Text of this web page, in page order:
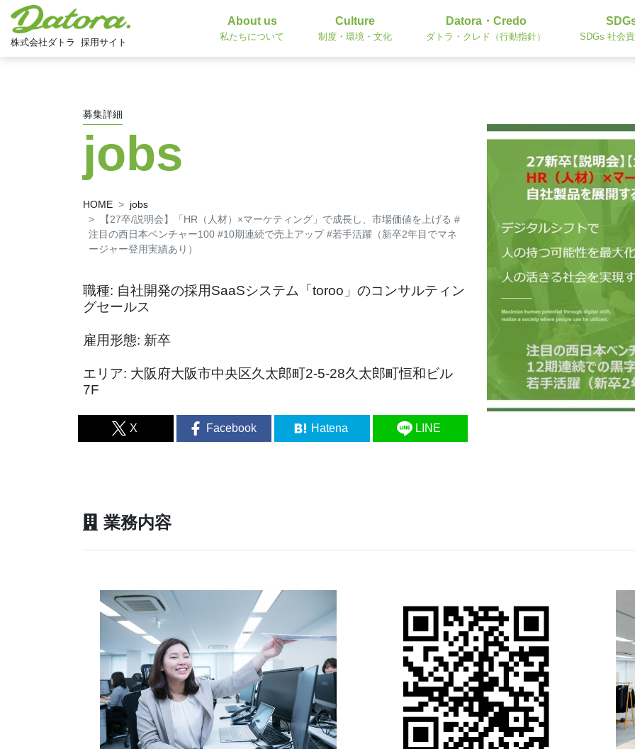
株式会社ダトラ 採用サイト
About us
私たちについて
Culture
制度・環境・文化
Datora・Credo
ダトラ・クレド（行動指針） SDGs 社会
募集詳細
jobs
HOME
jobs
【27卒/説明会】「HR（人材）×マーケティング」で成長し、市場価値を上げる #
注目の西日本ベンチャー100 #10期連続で売上アップ #若手活躍（新卒2年目でマネ
ージャー登用実績あり）
職種: 自社開発の採用SaaSシステム「toroo」のコンサルティン
グセールス
雇用形態: 新卒
エリア: 大阪府大阪市中央区久太郎町2-5-28久太郎町恒和ビル
7F
X Facebook Hatena LINE
業務内容